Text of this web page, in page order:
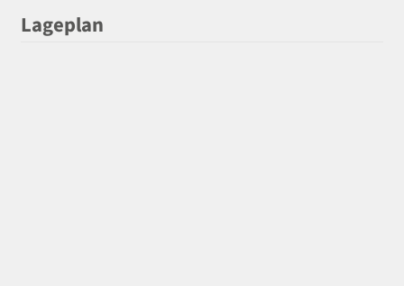
Lageplan